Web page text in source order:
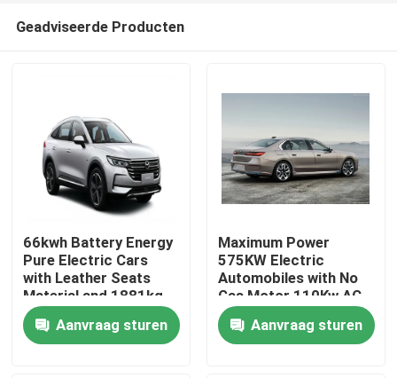
Thuis
Producten
Geadviseerde Producten
66kwh Battery Energy
Pure Electric Cars
with Leather Seats
Material and 1881kg
Kerb Weight
Aanvraag sturen
Maximum Power
575KW Electric
Automobiles with No
Gas Motor 110Kw AC
Synchrounous Electric
MotorAanvraag sturen